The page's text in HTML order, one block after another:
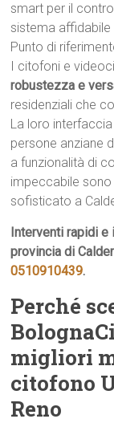
smart per il
sistema affidabile
Punto di
I citofoni e
robustezza e
residenziali che
La loro
persone anziane
a funzionalità di
impeccabile
sofisticato a
Interventi rapidi
provincia di
0510910439.
Perché
migliori
citofono
Reno